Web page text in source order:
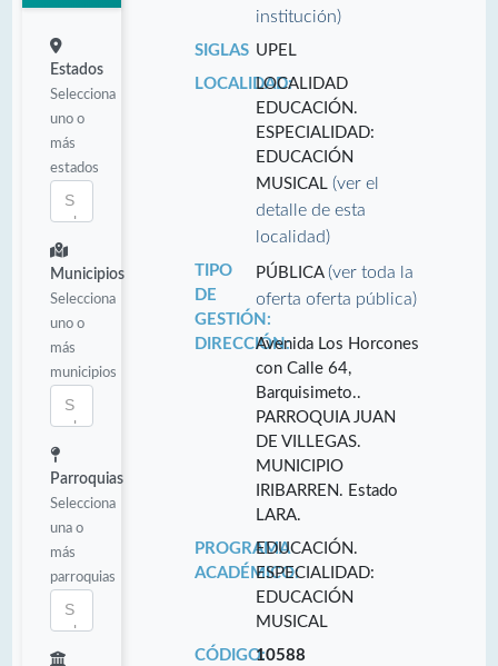
Estados
Selecciona
uno o
más
estados
Municipios
Selecciona
uno o
más
municipios
Parroquias
Selecciona
una o
más
parroquias
institución)
SIGLAS UPEL
LOCALIDAD:LOCALIDAD
EDUCACIÓN.
ESPECIALIDAD:
EDUCACIÓN
MUSICAL(ver el
detalle de esta
localidad)
TIPO
DE
GESTIÓN:
PÚBLICA(ver toda la
oferta oferta pública)
DIRECCIÓN:Avenida Los Horcones
con Calle 64,
Barquisimeto..
PARROQUIA JUAN
DE VILLEGAS.
MUNICIPIO
IRIBARREN. Estado
LARA.
PROGRAMA
ACADÉMICO:
EDUCACIÓN.
ESPECIALIDAD:
EDUCACIÓN
MUSICAL
CÓDIGO:10588